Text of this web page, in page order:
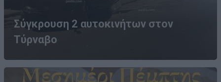
Σύγκρουση 2 αυτοκινήτων στον
Τύρναβο